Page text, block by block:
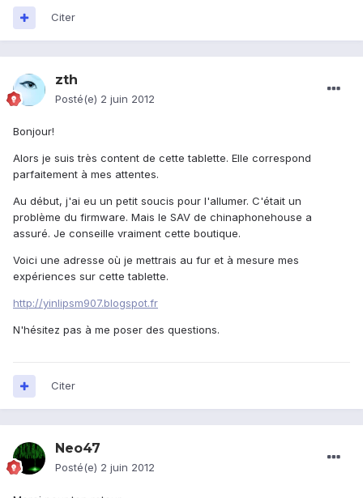
Citer
zth
Posté(e) 2 juin 2012
Bonjour!
Alors je suis très content de cette tablette. Elle correspond
parfaitement à mes attentes.
Au début, j'ai eu un petit soucis pour l'allumer. C'était un
problème du firmware. Mais le SAV de chinaphonehouse a
assuré. Je conseille vraiment cette boutique.
Voici une adresse où je mettrais au fur et à mesure mes
expériences sur cette tablette.
http://yinlipsm907.blogspot.fr
N'hésitez pas à me poser des questions.
Citer
Neo47
Posté(e) 2 juin 2012